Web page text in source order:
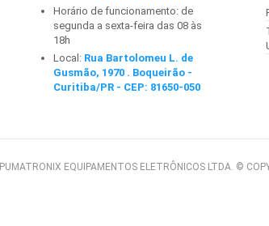
Horário de funcionamento: de
segunda a sexta-feira das 08 às
18h
Local: Rua Bartolomeu L. de
Gusmão, 1970 . Boqueirão -
Curitiba/PR - CEP: 81650-050
PUMATRONIX EQUIPAMENTOS ELETRÔNICOS LTDA. ©